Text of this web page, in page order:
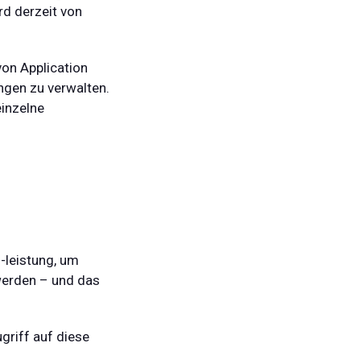
derzeit von
Application
zu verwalten.
leistung, um
– und das
auf diese